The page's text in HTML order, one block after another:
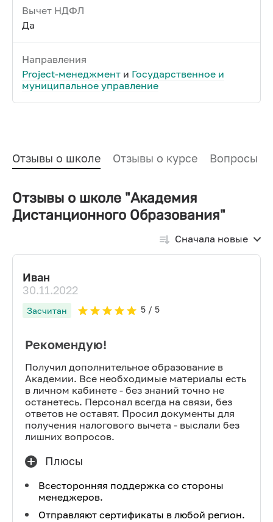
Вычет НДФЛ
Да
Направления
Project-менеджмент и Государственное и
муниципальное управление
Отзывы о школе Отзывы о курсе Вопросы и
Отзывы о школе "Академия
Дистанционного Образования"
Сначала новые
Иван
30.11.2022
Засчитан 5/ 5
Рекомендую!
Получил дополнительное образование в
Академии. Все необходимые материалы есть
в личном кабинете - без знаний точно не
останетесь. Персонал всегда на связи, без
ответов не оставят. Просил документы для
получения налогового вычета - выслали без
лишних вопросов.
Плюсы
Всесторонняя поддержка со стороны
менеджеров.
Отправляют сертификаты в любой регион.